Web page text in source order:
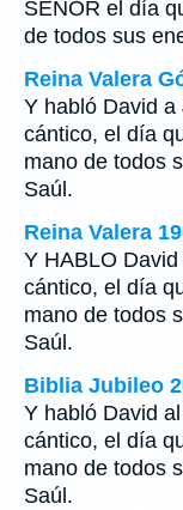
SEÑOR el día
de todos sus
Reina Valera
Y habló David
cántico, el día
mano de todos
Saúl.
Reina Valera
Y HABLO
cántico, el día
mano de todos
Saúl.
Biblia Jubileo
Y habló David
cántico, el día
mano de todos
Saúl.